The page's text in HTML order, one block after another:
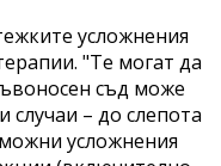
усложнения
"Те могат да
съд може
случаи – до слепота
усложнения